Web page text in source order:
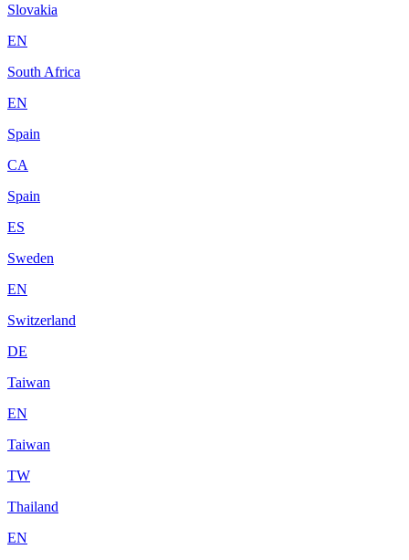
Slovakia
EN
South Africa
EN
Spain
CA
Spain
ES
Sweden
EN
Switzerland
DE
Taiwan
EN
Taiwan
TW
Thailand
EN